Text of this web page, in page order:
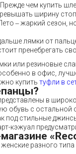
чем купить
ширину
‒ жаркий сезон,
лямки от
пренебрегать
или резиновые
в офис,
купить туфли в
в
обувь с остальной
под стильные
кэжуал
разного